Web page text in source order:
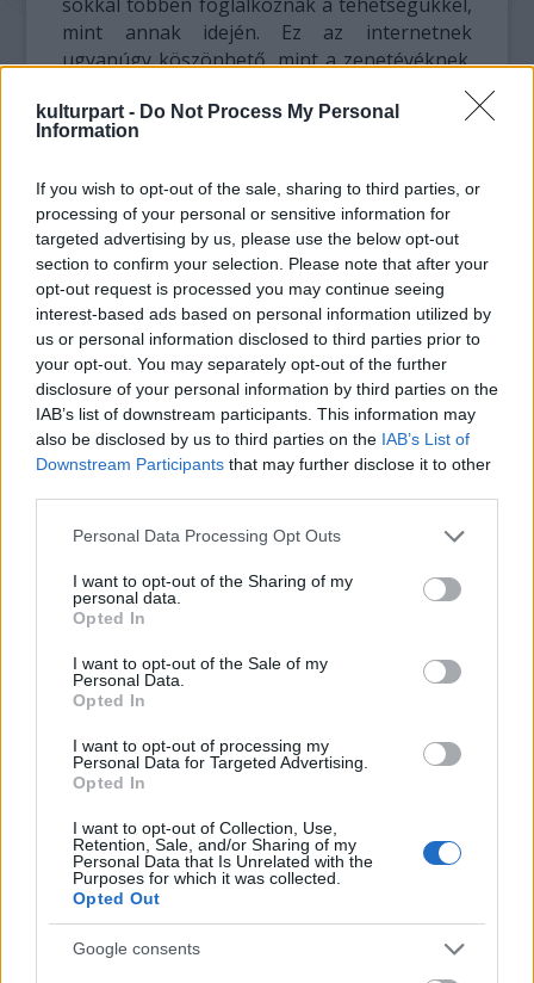
kulturpart - Do Not Process My Personal
Information
If you wish to opt-out of the sale, sharing to third parties, or
processing of your personal or sensitive information for
targeted advertising by us, please use the below opt-out
section to confirm your selection. Please note that after your
opt-out request is processed you may continue seeing
interest-based ads based on personal information utilized by
us or personal information disclosed to third parties prior to
your opt-out. You may separately opt-out of the further
disclosure of your personal information by third parties on the
IAB’s list of downstream participants. This information may
also be disclosed by us to third parties on the IAB’s List of
Downstream Participants that may further disclose it to other
Please note that this website/app uses one or more Google
not limited to your visit or usage behaviour. You may click to
grant or deny consent to Google and its third-party tags to
use your data for below specified purposes in below Google
consent section.
Personal Data Processing Opt Outs
I want to opt-out of the Sharing of my
personal data.
Opted In
I want to opt-out of the Sale of my
Personal Data.
Opted In
I want to opt-out of processing my
Personal Data for Targeted Advertising.
Opted In
I want to opt-out of Collection, Use,
Retention, Sale, and/or Sharing of my
Personal Data that Is Unrelated with the
Purposes for which it was collected.
Opted Out
Google consents
mint annak idején. Ez az internetnek
ugyanúgy köszönhető, mint a zenetévéknek.
Én 1975-ben születtem, mi voltunk az első
MTV-s nemzedék, az a generáció pedig,
akiket most tanítunk, a második: ők már nem
hogy aztán betegyék a VHS-t és úgy nézzék,
hanem természetes volt számukra a dolog. A
mostani fiataloknak, a ’85 után
születetteknek pedig már az internet is
teljesen természetes közeg ebből a
szempontból. De ugyanígy mi, idősebbek is
változunk közben, hiszen ma már elsősorban
én is a youtube-on nézem a videoklipeket,
mert egyszerűen olyan sebességgel mennek
a dolgok a hálón, amit a televízió vagy más
egyszerűen nem tud lekövetni. Ennek a
tempónak köszönhetően pedig a tanulás is
gyorsabb. A gyakorlati tudás sokszor nem
olyan magas, mivel az információs és egyéb
túlterheltség miatt egyszerűen nincs idejük a
fiataloknak a technikával foglalkozni, de ez
nem feltétlenül baj, mert rengeteg
felhasználható dologhoz jutnak, amivel
elképzelhető, hogy egységnyi idő alatt sokkal
nagyobbat lépnek előre. Nekem annak idején
évekbe telt, mire összegyűjtöttem a komplett
Stevie Wonder diszkográfiát, egy mai srác
ellenben rámegy a netre, és néhány
kattintással megszerzi az egészet. Eltűnt az
az idő, amit arra kellett fordítani, hogy
megtalálj valamit, minden ott van előtted
azonnal. Ez teszi lehetővé azt is, hogy ami
véleményt írok egy nótáról, az gyakorlatilag
egyből fent van a Kultúrparton, a